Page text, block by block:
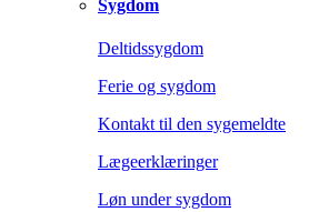
Sygdom
Deltidssygdom
Ferie og sygdom
Kontakt til den sygemeldte
Lægeerklæringer
Løn under sygdom